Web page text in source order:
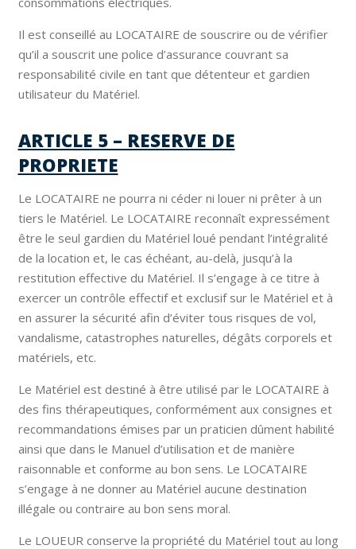
Il est conseillé au LOCATAIRE de souscrire ou de vérifier
qu’il a souscrit une police d’assurance couvrant sa
responsabilité civile en tant que détenteur et gardien
utilisateur du Matériel.
ARTICLE 5 – RESERVE DE
PROPRIETE
Le LOCATAIRE ne pourra ni céder ni louer ni prêter à un
tiers le Matériel. Le LOCATAIRE reconnaît expressément
être le seul gardien du Matériel loué pendant l’intégralité
de la location et, le cas échéant, au-delà, jusqu’à la
restitution effective du Matériel. Il s’engage à ce titre à
exercer un contrôle effectif et exclusif sur le Matériel et à
en assurer la sécurité afin d’éviter tous risques de vol,
vandalisme, catastrophes naturelles, dégâts corporels et
matériels, etc.
Le Matériel est destiné à être utilisé par le LOCATAIRE à
des fins thérapeutiques, conformément aux consignes et
recommandations émises par un praticien dûment habilité
ainsi que dans le Manuel d’utilisation et de manière
raisonnable et conforme au bon sens. Le LOCATAIRE
s’engage à ne donner au Matériel aucune destination
illégale ou contraire au bon sens moral.
Le LOUEUR conserve la propriété du Matériel tout au long